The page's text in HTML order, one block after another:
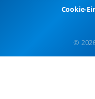
Cookie-
©